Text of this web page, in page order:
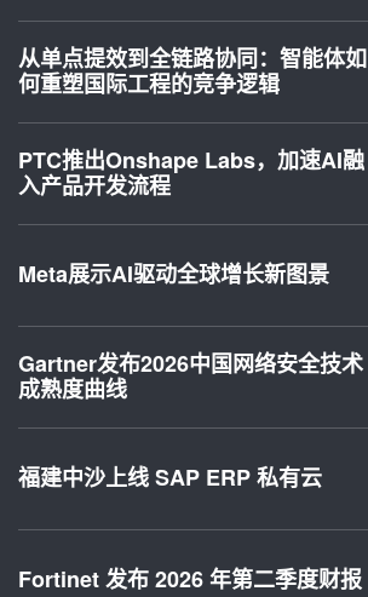
从单点提效到全链路协同：智能体如
何重塑国际工程的竞争逻辑
PTC推出Onshape Labs，加速AI融
入产品开发流程
Meta展示AI驱动全球增长新图景
Gartner发布2026中国网络安全技术
成熟度曲线
福建中沙上线 SAP ERP 私有云
Fortinet 发布 2026 年第二季度财报